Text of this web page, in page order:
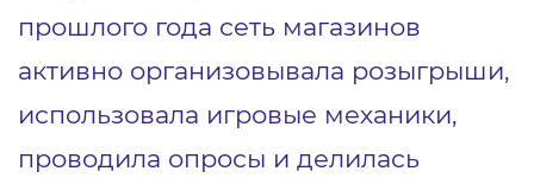
прошлого года сеть магазинов
активно организовывала розыгрыши,
использовала игровые механики,
проводила опросы и делилась